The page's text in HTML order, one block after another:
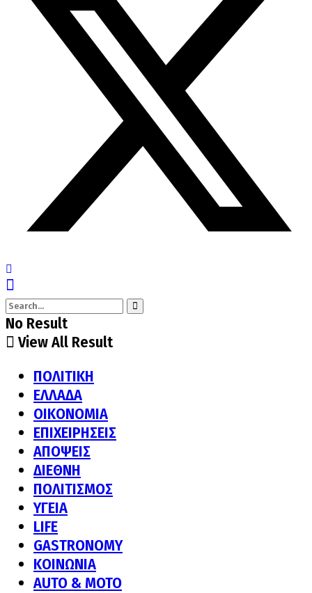
No Result
View All Result
ΠΟΛΙΤΙΚΗ
ΕΛΛΑΔΑ
ΟΙΚΟΝΟΜΙΑ
ΕΠΙΧΕΙΡΗΣΕΙΣ
ΑΠΟΨΕΙΣ
ΔΙΕΘΝΗ
ΠΟΛΙΤΙΣΜΟΣ
ΥΓΕΙΑ
LIFE
GASTRONOMY
ΚΟΙΝΩΝΙΑ
AUTO & MOTO